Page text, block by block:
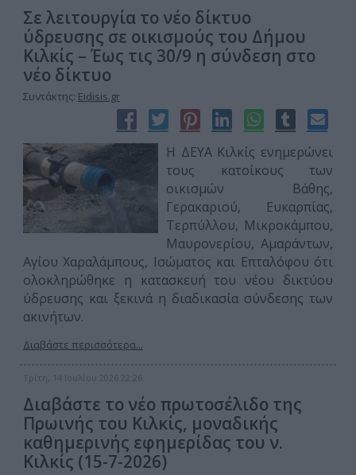
Σε λειτουργία το νέο δίκτυο
ύδρευσης σε οικισμούς του Δήμου
Κιλκίς – Έως τις 30/9 η σύνδεση στο
νέο δίκτυο
Συντάκτης: Eidisis.gr
Η ΔΕΥΑ Κιλκίς ενημερώνει
τους κατοίκους των
οικισμών Βάθης,
Γερακαριού, Ευκαρπίας,
Τερπύλλου, Μικροκάμπου,
Μαυρονερίου, Αμαράντων,
Αγίου Χαραλάμπους, Ισώματος και Επταλόφου ότι
ολοκληρώθηκε η κατασκευή του νέου δικτύου
ύδρευσης και ξεκινά η διαδικασία σύνδεσης των
ακινήτων.
Διαβάστε περισσότερα...
Τρίτη, 14 Ιουλίου 2026 22:26
Διαβάστε το νέο πρωτοσέλιδο της
Πρωινής του Κιλκίς, μοναδικής
καθημερινής εφημερίδας του ν.
Κιλκίς (15-7-2026)